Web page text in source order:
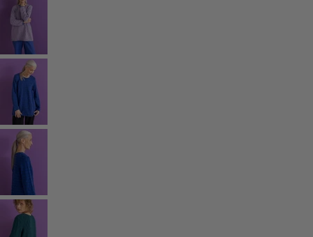
Badrum
Vardagsrum
Kök & matplats
Shoppa stilen
Klassisk och allmoge inredning